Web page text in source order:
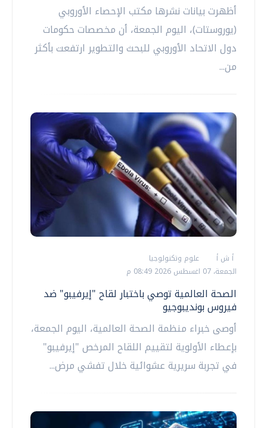
أظهرت بيانات نشرها مكتب الإحصاء الأوروبي
(يوروستات)، اليوم الجمعة، أن مخصصات حكومات
دول الاتحاد الأوروبي للبحث والتطوير ارتفعت بأكثر
من...
أ ش أ
علوم وتكنولوجيا
الجمعة، 07 اغسطس 2026 08:49 م
الصحة العالمية توصي باختبار لقاح "إيرفيبو" ضد
فيروس بونديبوجيو
أوصى خبراء منظمة الصحة العالمية، اليوم الجمعة،
بإعطاء الأولوية لتقييم اللقاح المرخص "إيرفيبو"
في تجربة سريرية عشوائية خلال تفشي مرض...